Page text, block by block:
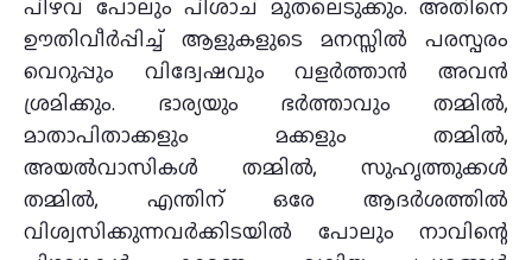
പിഴവ് പോലും പിശാച് മുതലെടുക്കും. അതിനെ
ഊതിവീർപ്പിച്ച് ആളുകളുടെ മനസ്സിൽ പരസ്പരം
വെറുപ്പും വിദ്വേഷവും വളർത്താൻ അവൻ
ശ്രമിക്കും. ഭാര്യയും ഭർത്താവും തമ്മിൽ,
മാതാപിതാക്കളും മക്കളും തമ്മിൽ,
അയൽവാസികൾ തമ്മിൽ, സുഹൃത്തുക്കൾ
തമ്മിൽ, എന്തിന് ഒരേ ആദർശത്തിൽ
വിശ്വസിക്കുന്നവർക്കിടയിൽ പോലും നാവിന്റെ